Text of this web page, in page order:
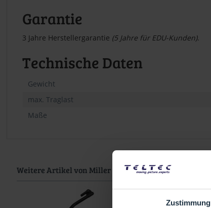
Zustimmung
Garantie
3 Jahre Herstellergarantie (5 Jahre für EDU-Kunden).
Technische Daten
Gewicht
max. Traglast
Maße
Weitere Artikel von Miller ansehen